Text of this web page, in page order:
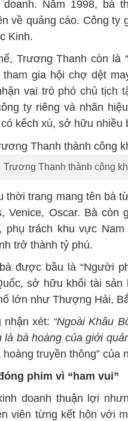
Năm 1998, bà
về quảng cáo. Công
Kinh.
Trương Thanh còn là
tham gia hội chợ dệt
vai trò phó chủ tịch
ty riêng và nhãn
kếch xù, sở hữu nhiều
Trương Thanh thành công
thời trang mang tên bà
Venice, Oscar. Bà
phụ trách khu vực
trở thành tỷ phú.
được bầu là “Người
sở hữu khối tài
lớn như Thượng Hải,
nhận xét: “Ngoài Khâu
là bà hoàng của giới
hoàng truyền thông”
phim vì “ham vui”
doanh thuận lợi
viên từng kết hôn với